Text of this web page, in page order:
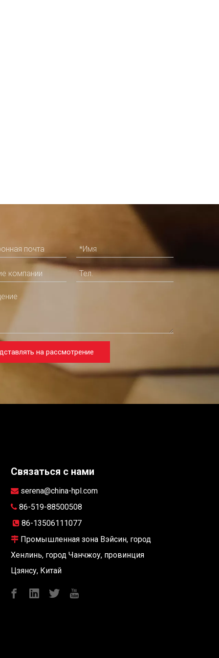
на рассмотрение
Связаться с нами
 serena@china-hpl.com
 86-519-88500508
 86-13506111077
 Промышленная зона Вэйсин, город
Хенлинь, город Чанчжоу, провинция
Цзянсу, Китай